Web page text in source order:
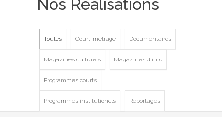
Nos Réalisations
Toutes Court-métrage Documentaires
Magazines culturels Magazines d'info
Programmes courts
Programmes institutionels Reportages